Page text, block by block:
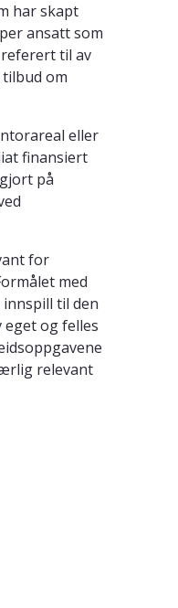
har skapt
ansatt som
til av
om
eller
finansiert
på
for
med
til den
eget og felles
relevant